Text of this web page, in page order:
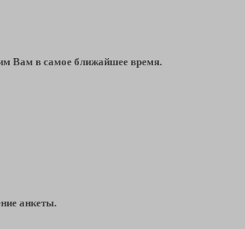
Вам в самое ближайшее время.
анкеты.